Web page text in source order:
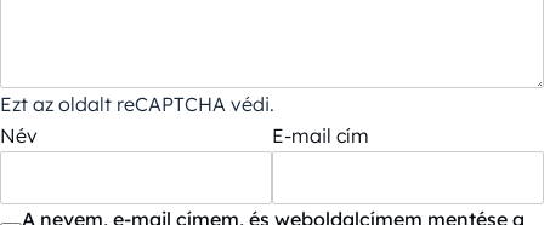
Ezt az oldalt reCAPTCHA védi.
Név
E-mail cím
A nevem, e-mail címem, és weboldalcímem mentése a